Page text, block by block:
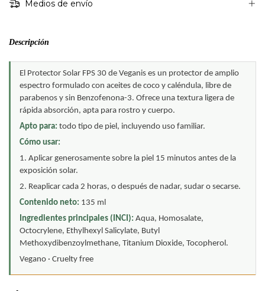
Medios de envío
Descripción
El Protector Solar FPS 30 de Veganis es un protector de amplio
espectro formulado con aceites de coco y caléndula, libre de
parabenos y sin Benzofenona-3. Ofrece una textura ligera de
rápida absorción, apta para rostro y cuerpo.
Apto para: todo tipo de piel, incluyendo uso familiar.
Cómo usar:
1. Aplicar generosamente sobre la piel 15 minutos antes de la
exposición solar.
2. Reaplicar cada 2 horas, o después de nadar, sudar o secarse.
Contenido neto: 135 ml
Ingredientes principales (INCI): Aqua, Homosalate,
Octocrylene, Ethylhexyl Salicylate, Butyl
Methoxydibenzoylmethane, Titanium Dioxide, Tocopherol.
Vegano · Cruelty free